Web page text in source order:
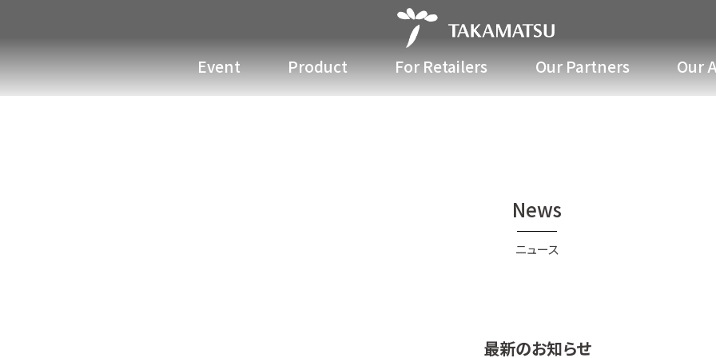
Event Product For Retailers Our Partners Our
News
ニュース
最新のお知らせ